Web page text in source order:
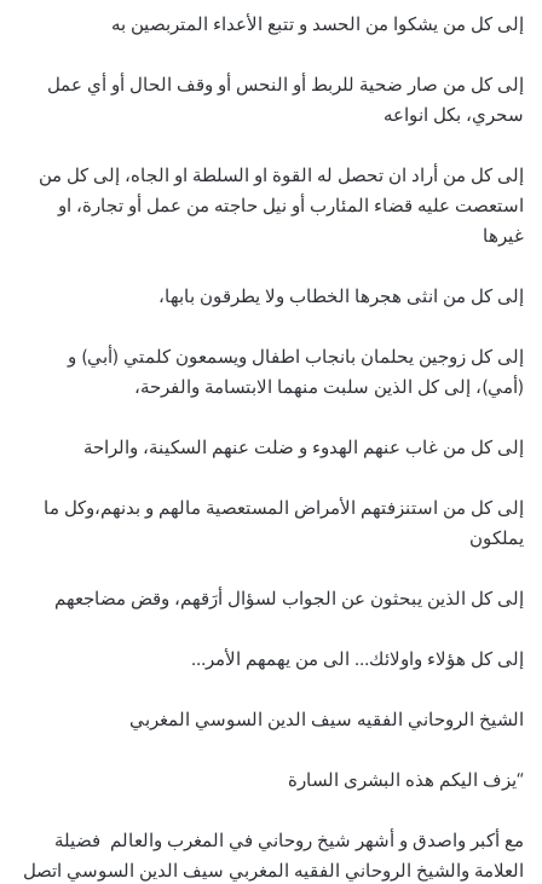
إلى كل من يشكوا من الحسد و تتبع الأعداء المتربصين به
إلى كل من صار ضحية للربط أو النحس أو وقف الحال أو أي عمل
سحري، بكل انواعه
إلى كل من أراد ان تحصل له القوة او السلطة او الجاه، إلى كل من
استعصت عليه قضاء المئارب أو نيل حاجته من عمل أو تجارة، او
غيرها
إلى كل من انثى هجرها الخطاب ولا يطرقون بابها،
إلى كل زوجين يحلمان بانجاب اطفال ويسمعون كلمتي (أبي) و
(أمي)، إلى كل الذين سلبت منهما الابتسامة والفرحة،
إلى كل من غاب عنهم الهدوء و ضلت عنهم السكينة، والراحة
إلى كل من استنزفتهم الأمراض المستعصية مالهم و بدنهم،وكل ما
يملكون
إلى كل الذين يبحثون عن الجواب لسؤال أرَقهم، وقض مضاجعهم
إلى كل هؤلاء واولائك… الى من يهمهم الأمر…
الشيخ الروحاني الفقيه سيف الدين السوسي المغربي
“يزف اليكم هذه البشرى السارة
مع أكبر واصدق و أشهر شيخ روحاني في المغرب والعالم فضيلة
العلامة والشيخ الروحاني الفقيه المغربي سيف الدين السوسي اتصل